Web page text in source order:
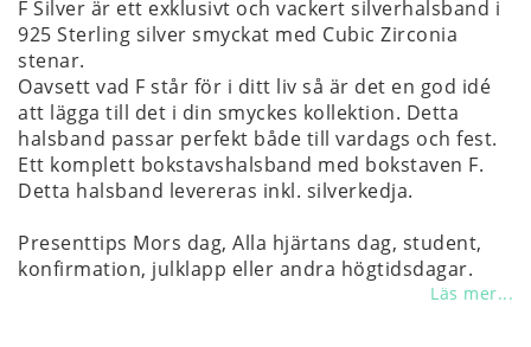
F Silver är ett exklusivt och vackert silverhalsband i
925 Sterling silver smyckat med Cubic Zirconia
stenar.
Oavsett vad F står för i ditt liv så är det en god idé
att lägga till det i din smyckes kollektion. Detta
halsband passar perfekt både till vardags och fest.
Ett komplett bokstavshalsband med bokstaven F.
Detta halsband levereras inkl. silverkedja.
Presenttips Mors dag, Alla hjärtans dag, student,
konfirmation, julklapp eller andra högtidsdagar.
Läs mer...